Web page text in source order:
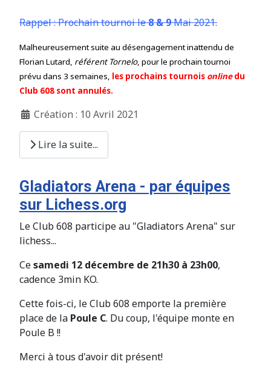
Rappel : Prochain tournoi le8 & 9Mai 2021.
Malheureusement suite au désengagement inattendu de
Florian Lutard, référentTornelo, pour le prochain tournoi
prévu dans 3 semaines, les prochains tournois onlinedu
Club 608 sont annulés.
Création : 10 Avril 2021
Lire la suite...
Gladiators Arena - par équipes
sur Lichess.org
Le Club 608 participe au "Gladiators Arena" sur
lichess...
Cesamedi 12 décembre de 21h30 à 23h00,
cadence 3min KO.
Cette fois-ci, le Club 608 emporte la première
place de la Poule C. Du coup, l'équipe monte en
Poule B !!
Merci à tous d'avoir dit présent!